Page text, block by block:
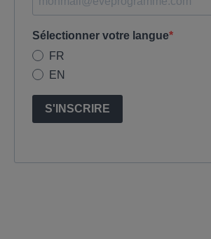
Sélectionner votre langue
FR
EN
S'INSCRIRE